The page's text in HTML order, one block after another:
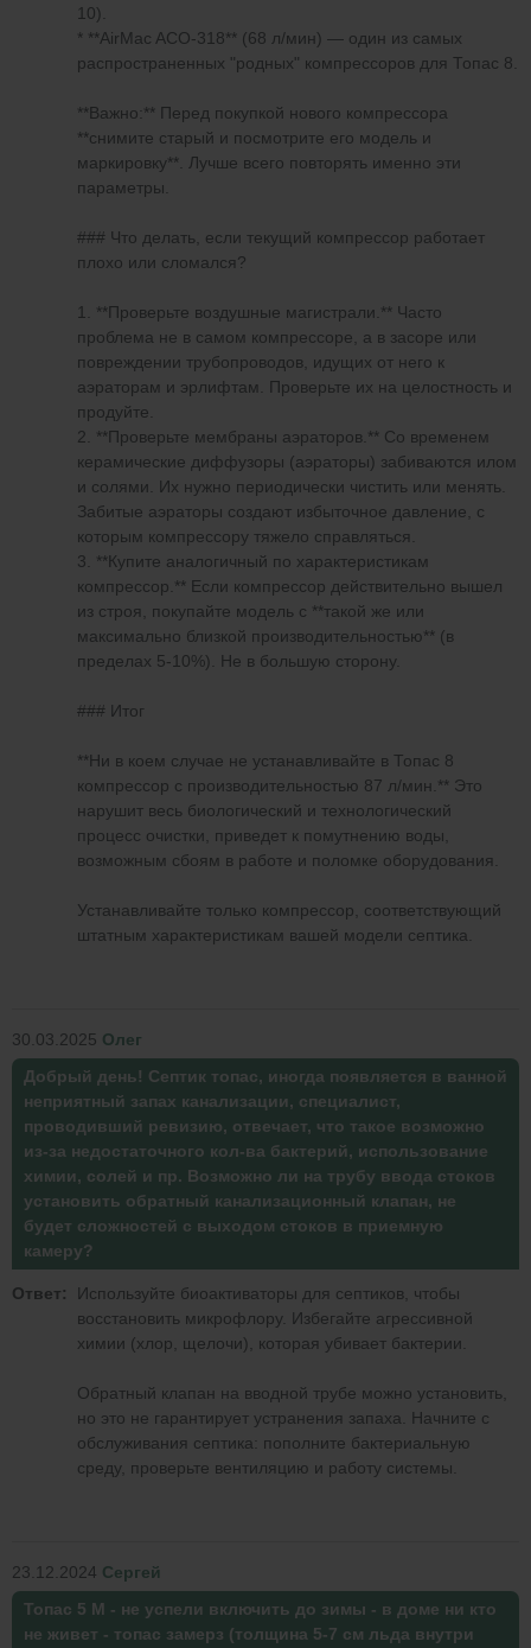
10).
* **AirMac ACO-318** (68 л/мин) — один из самых
распространенных "родных" компрессоров для Топас 8.
**Важно:** Перед покупкой нового компрессора
**снимите старый и посмотрите его модель и
маркировку**. Лучше всего повторять именно эти
параметры.
### Что делать, если текущий компрессор работает
плохо или сломался?
1. **Проверьте воздушные магистрали.** Часто
проблема не в самом компрессоре, а в засоре или
повреждении трубопроводов, идущих от него к
аэраторам и эрлифтам. Проверьте их на целостность и
продуйте.
2. **Проверьте мембраны аэраторов.** Со временем
керамические диффузоры (аэраторы) забиваются илом
и солями. Их нужно периодически чистить или менять.
Забитые аэраторы создают избыточное давление, с
которым компрессору тяжело справляться.
3. **Купите аналогичный по характеристикам
компрессор.** Если компрессор действительно вышел
из строя, покупайте модель с **такой же или
максимально близкой производительностью** (в
пределах 5-10%). Не в большую сторону.
### Итог
**Ни в коем случае не устанавливайте в Топас 8
компрессор с производительностью 87 л/мин.** Это
нарушит весь биологический и технологический
процесс очистки, приведет к помутнению воды,
возможным сбоям в работе и поломке оборудования.
Устанавливайте только компрессор, соответствующий
штатным характеристикам вашей модели септика.
30.03.2025 Олег
Добрый день! Септик топас, иногда появляется в ванной
неприятный запах канализации, специалист,
проводивший ревизию, отвечает, что такое возможно
из-за недостаточного кол-ва бактерий, использование
химии, солей и пр. Возможно ли на трубу ввода стоков
установить обратный канализационный клапан, не
будет сложностей с выходом стоков в приемную
камеру?
Ответ:
Используйте биоактиваторы для септиков, чтобы
восстановить микрофлору. Избегайте агрессивной
химии (хлор, щелочи), которая убивает бактерии.
Обратный клапан на вводной трубе можно установить,
но это не гарантирует устранения запаха. Начните с
обслуживания септика: пополните бактериальную
среду, проверьте вентиляцию и работу системы.
23.12.2024 Сергей
Топас 5 М - не успели включить до зимы - в доме ни кто
не живет - топас замерз (толщина 5-7 см льда внутри